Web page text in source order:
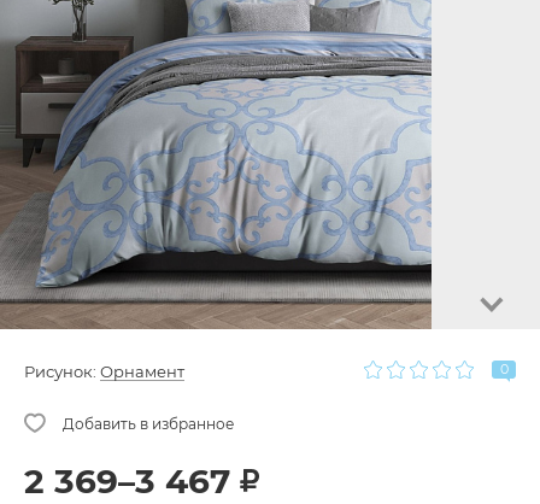
Рисунок: Орнамент 0
2 369–3 467